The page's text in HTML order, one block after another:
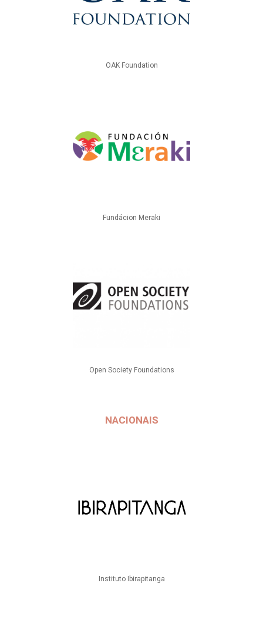
OAK Foundation
Fundácion Meraki
Open Society Foundations
NACIONAIS
Instituto Ibirapitanga